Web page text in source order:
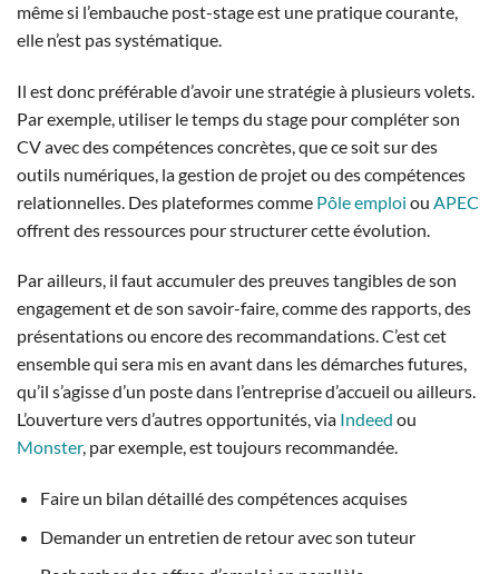
même si l’embauche post-stage est une pratique courante,
elle n’est pas systématique.
Il est donc préférable d’avoir une stratégie à plusieurs volets.
Par exemple, utiliser le temps du stage pour compléter son
CV avec des compétences concrètes, que ce soit sur des
outils numériques, la gestion de projet ou des compétences
relationnelles. Des plateformes comme Pôle emploi ou APEC
offrent des ressources pour structurer cette évolution.
Par ailleurs, il faut accumuler des preuves tangibles de son
engagement et de son savoir-faire, comme des rapports, des
présentations ou encore des recommandations. C’est cet
ensemble qui sera mis en avant dans les démarches futures,
qu’il s’agisse d’un poste dans l’entreprise d’accueil ou ailleurs.
L’ouverture vers d’autres opportunités, via Indeed ou
Monster, par exemple, est toujours recommandée.
Faire un bilan détaillé des compétences acquises
Demander un entretien de retour avec son tuteur